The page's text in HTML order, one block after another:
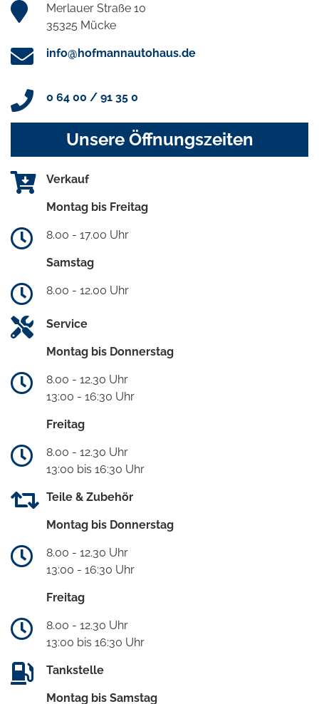
Merlauer Straße 10
35325 Mücke
info@hofmannautohaus.de
0 64 00 / 91 35 0
Unsere Öffnungszeiten
Verkauf
Montag bis Freitag
8.00 - 17.00 Uhr
Samstag
8.00 - 12.00 Uhr
Service
Montag bis Donnerstag
8.00 - 12.30 Uhr
13:00 - 16:30 Uhr
Freitag
8.00 - 12.30 Uhr
13:00 bis 16:30 Uhr
Teile & Zubehör
Montag bis Donnerstag
8.00 - 12.30 Uhr
13:00 - 16:30 Uhr
Freitag
8.00 - 12.30 Uhr
13:00 bis 16:30 Uhr
Tankstelle
Montag bis Samstag